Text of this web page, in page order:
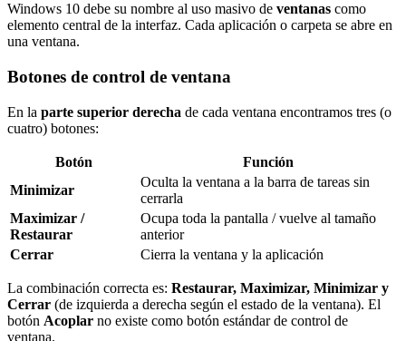
Windows 10 debe su nombre al uso masivo de ventanas como
elemento central de la interfaz. Cada aplicación o carpeta se abre en
una ventana.
Botones de control de ventana
En la parte superior derecha de cada ventana encontramos tres (o
cuatro) botones:
Botón
Función
Minimizar
Oculta la ventana a la barra de tareas sin
cerrarla
Maximizar /
Restaurar
Ocupa toda la pantalla / vuelve al tamaño
anterior
Cerrar
Cierra la ventana y la aplicación
La combinación correcta es: Restaurar, Maximizar, Minimizar y
Cerrar (de izquierda a derecha según el estado de la ventana). El
botón Acoplar no existe como botón estándar de control de
ventana.